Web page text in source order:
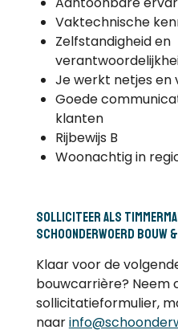
Vaktechnische
Zelfstandigheid en
Je werkt netjes en
Goede
klanten
Rijbewijs B
Woonachtig in
Solliciteer als
schoonderwoerd bouw
Klaar voor de
bouwcarrière? Neem
sollicitatieformulier,
naar